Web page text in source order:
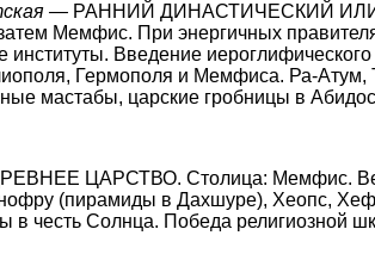
—РАННИЙ ДИНАСТИЧЕСКИЙ
Мемфис. При энергичных
институты. Введение
Гермополя и Мемфиса. Ра-Атум,
мастабы, царские гробницы в
ЦАРСТВО. Столица: Мемфис.
(пирамиды в Дахшуре), Хеопс,
честь Солнца. Победа религиозной